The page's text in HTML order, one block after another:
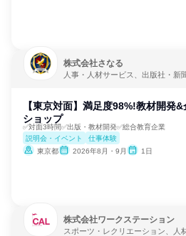
株式会社さなる
人事・人材サービス、出版社・新
【東京対面】満足度98%!教材開発&
ショップ
✅対面3時間✅出版・教材開発✅総合教育企業
説明会・イベント
仕事体験
東京都
2026年8月・9月 1日
株式会社ワークステーション
スポーツ・レクリエーション、人